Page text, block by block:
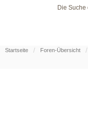
Die Suche
Startseite Foren-Übersicht